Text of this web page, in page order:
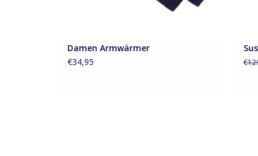
Damen Armwärmer
€34,95